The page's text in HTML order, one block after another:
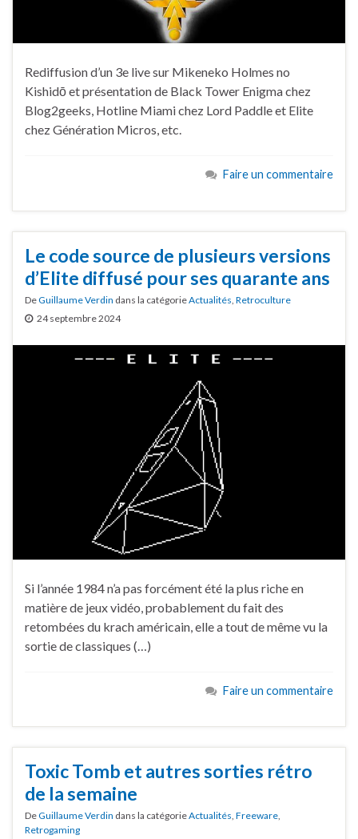
Rediffusion d’un 3e live sur Mikeneko Holmes no
Kishidō et présentation de Black Tower Enigma chez
Blog2geeks, Hotline Miami chez Lord Paddle et Elite
chez Génération Micros, etc.
Faire un commentaire
Le code source de plusieurs versions
d’Elite diffusé pour ses quarante ans
DeGuillaume Verdin dans la catégorieActualités Retroculture
24 septembre 2024
Si l’année 1984 n’a pas forcément été la plus riche en
matière de jeux vidéo, probablement du fait des
retombées du krach américain, elle a tout de même vu la
sortie de classiques (…)
Faire un commentaire
Toxic Tomb et autres sorties rétro
de la semaine
DeGuillaume Verdin dans la catégorieActualités, Freeware,
Retrogaming